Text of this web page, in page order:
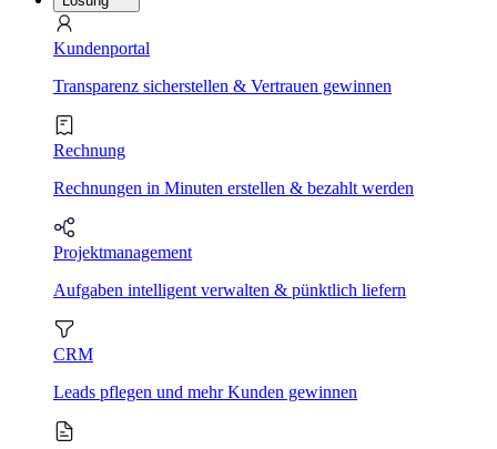
Kundenportal
Transparenz sicherstellen & Vertrauen gewinnen
Rechnung
Rechnungen in Minuten erstellen & bezahlt werden
Projektmanagement
Aufgaben intelligent verwalten & pünktlich liefern
CRM
Leads pflegen und mehr Kunden gewinnen